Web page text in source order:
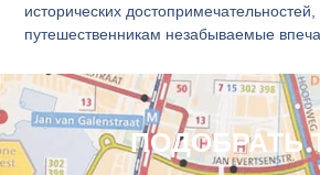
исторических
путешественникам незабываемые
ПОДОБРАТЬ